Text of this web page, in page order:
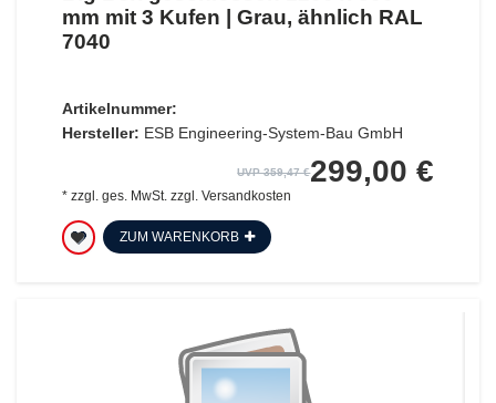
mm mit 3 Kufen | Grau, ähnlich RAL
7040
Artikelnummer:
Hersteller: ESB Engineering-System-Bau GmbH
UVP 359,47 €299,00 €
* zzgl. ges. MwSt. zzgl. Versandkosten
ZUM WARENKORB